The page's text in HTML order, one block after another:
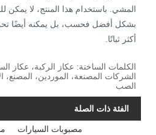
المشي. باستخدام هذا المنتج، لا يمكن
بشكل أفضل فحسب، بل يمكنه أيضًا
أكثر ثباتًا.
الكلمات الساخنة: عكاز الركبة، عكاز
الشركات المصنعة، الموردين، المصنع،
الصب
الفئة ذات الصلة
مصبوبات السيارات